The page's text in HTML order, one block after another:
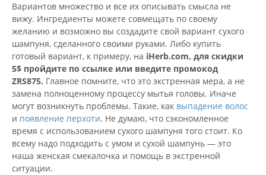
Вариантов множество и все их описывать смысла не
вижу. Ингредиенты можете совмещать по своему
желанию и возможно вы создадите свой вариант сухого
шампуня, сделанного своими руками. Либо купить
готовый вариант, к примеру, на iHerb.com, для скидки
5$ пройдите по ссылке или введите промокод
ZRS875. Главное помните, что это экстренная мера, а не
замена полноценному процессу мытья головы. Иначе
могут возникнуть проблемы. Такие, как выпадение волос
и появление перхоти. Не думаю, что сэкономленное
время с использованием сухого шампуня того стоит. Ко
всему надо подходить с умом и сухой шампунь — это
наша женская смекалочка и помощь в экстренной
ситуации.